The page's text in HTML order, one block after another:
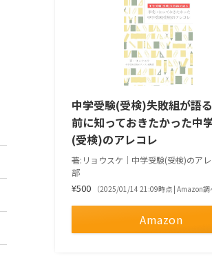
中学受験(受検)失敗組が語
前に知っておきたかった中
(受検)のアレコレ
著:リョウスケ｜中学受験(受検)のア
部
¥500 （2025/01/14 21:09時点 | Amazon調
Amazon